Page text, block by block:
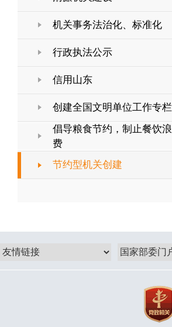
机关事务法治化、标准化
行政执法公示
信用山东
创建全国文明单位工作专栏
倡导粮食节约，制止餐饮浪
费
节约型机关创建